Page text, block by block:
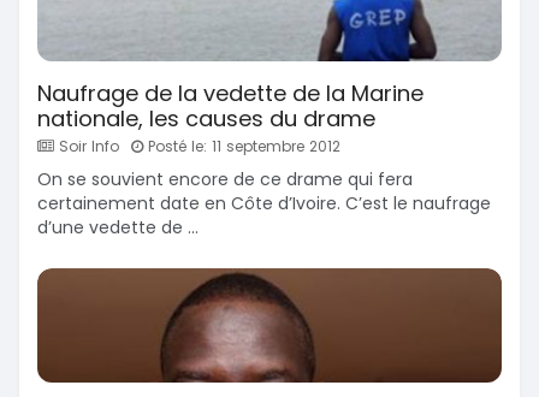
Naufrage de la vedette de la Marine
nationale, les causes du drame
Soir Info Posté le: 11 septembre 2012
On se souvient encore de ce drame qui fera
certainement date en Côte d’Ivoire. C’est le naufrage
d’une vedette de ...